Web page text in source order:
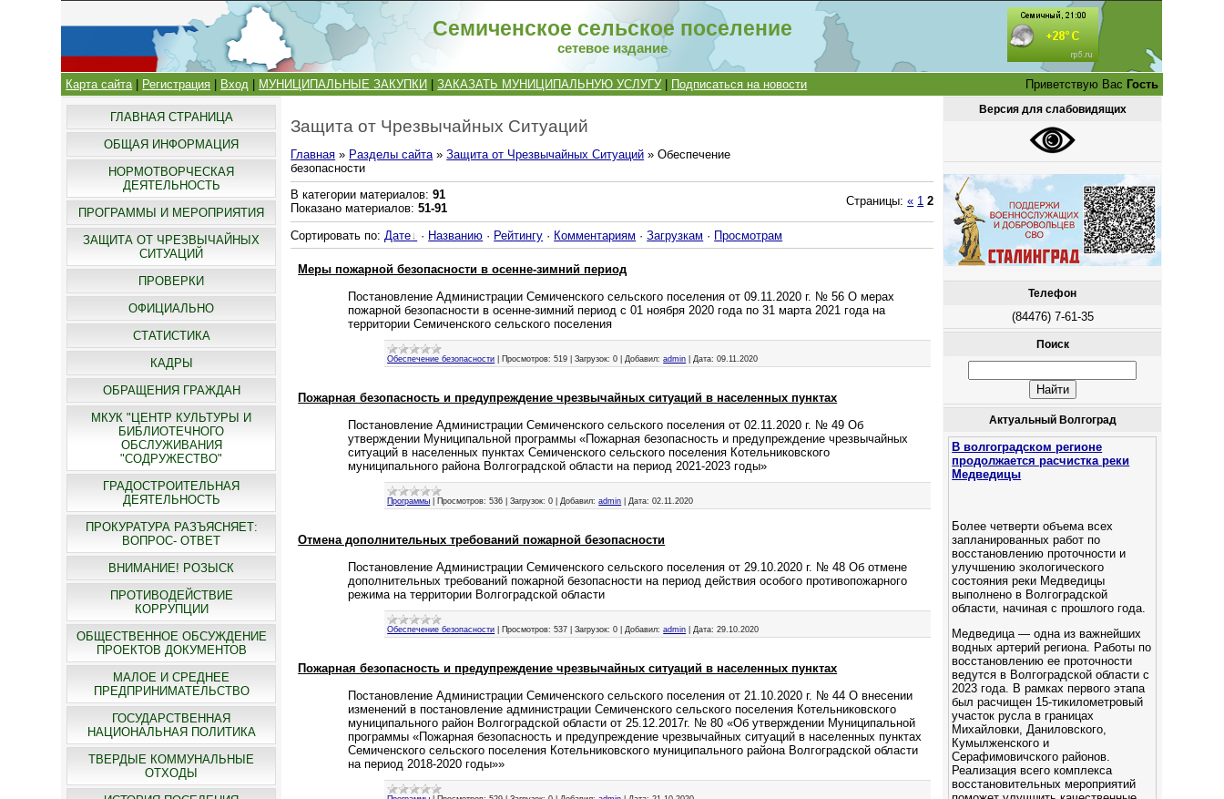
Семиченское сельское поселение
сетевое издание
Карта сайта| Регистрация Вход МУНИЦИПАЛЬНЫЕ ЗАКУПКИ |ЗАКАЗАТЬ МУНИЦИПАЛЬНУЮ УСЛУГУ Подписаться на новости Приветствую Вас Гость
ГЛАВНАЯ СТРАНИЦА
ОБЩАЯ ИНФОРМАЦИЯ
НОРМОТВОРЧЕСКАЯ
ДЕЯТЕЛЬНОСТЬ
ПРОГРАММЫ И МЕРОПРИЯТИЯ
ЗАЩИТА ОТ ЧРЕЗВЫЧАЙНЫХ
СИТУАЦИЙ
ПРОВЕРКИ
ОФИЦИАЛЬНО
СТАТИСТИКА
КАДРЫ
ОБРАЩЕНИЯ ГРАЖДАН
МКУК "ЦЕНТР КУЛЬТУРЫ И
БИБЛИОТЕЧНОГО
ОБСЛУЖИВАНИЯ
"СОДРУЖЕСТВО"
ГРАДОСТРОИТЕЛЬНАЯ
ДЕЯТЕЛЬНОСТЬ
ПРОКУРАТУРА РАЗЪЯСНЯЕТ:
ВОПРОС- ОТВЕТ
ВНИМАНИЕ! РОЗЫСК
ПРОТИВОДЕЙСТВИЕ
КОРРУПЦИИ
ОБЩЕСТВЕННОЕ ОБСУЖДЕНИЕ
ПРОЕКТОВ ДОКУМЕНТОВ
МАЛОЕ И СРЕДНЕЕ
ПРЕДПРИНИМАТЕЛЬСТВО
ГОСУДАРСТВЕННАЯ
НАЦИОНАЛЬНАЯ ПОЛИТИКА
ТВЕРДЫЕ КОММУНАЛЬНЫЕ
ОТХОДЫ
Защита от Чрезвычайных Ситуаций
Главная » Разделы сайта»Защита от Чрезвычайных Ситуаций » Обеспечение
безопасности
В категории материалов:91
Показано материалов:51-91
Страницы:« 1 2
Сортировать по: Дате · Названию · Рейтингу · Комментариям ·Загрузкам · Просмотрам
Меры пожарной безопасности в осенне-зимний период
Постановление Администрации Семиченского сельского поселения от 09.11.2020 г. № 56 О мерах
пожарной безопасности в осенне-зимний период с 01 ноября 2020 года по 31 марта 2021 года на
территории Семиченского сельского поселения
Обеспечение безопасности Просмотров: 519 |Загрузок: 0 Добавил: admin Дата: 09.11.2020
Пожарная безопасность и предупреждение чрезвычайных ситуаций в населенных пунктах
Постановление Администрации Семиченского сельского поселения от 02.11.2020 г. № 49 Об
утверждении Муниципальной программы «Пожарная безопасность и предупреждение чрезвычайных
ситуаций в населенных пунктах Семиченского сельского поселения Котельниковского
муниципального района Волгоградской области на период 2021-2023 годы»
Программы Просмотров: 536 |Загрузок: 0 Добавил: admin Дата: 02.11.2020
Отмена дополнительных требований пожарной безопасности
Постановление Администрации Семиченского сельского поселения от 29.10.2020 г. № 48 Об отмене
дополнительных требований пожарной безопасности на период действия особого противопожарного
режима на территории Волгоградской области
Обеспечение безопасности Просмотров: 537 |Загрузок: 0 Добавил: admin Дата: 29.10.2020
Пожарная безопасность и предупреждение чрезвычайных ситуаций в населенных пунктах
Постановление Администрации Семиченского сельского поселения от 21.10.2020 г. № 44 О внесении
изменений в постановление администрации Семиченского сельского поселения Котельниковского
муниципального район Волгоградской области от 25.12.2017г. № 80 «Об утверждении Муниципальной
программы «Пожарная безопасность и предупреждение чрезвычайных ситуаций в населенных пунктах
Семиченского сельского поселения Котельниковского муниципального района Волгоградской области
на период 2018-2020 годы»»
Версия для слабовидящих
Телефон
(84476) 7-61-35
Поиск
Актуальный Волгоград
В волгоградском регионе
продолжается расчистка реки
Медведицы
Более четверти объема всех
запланированных работ по
восстановлению проточности и
улучшению экологического
состояния реки Медведицы
выполнено в Волгоградской
области, начиная с прошлого года.
Медведица — одна из важнейших
водных артерий региона. Работы по
восстановлению ее проточности
ведутся в Волгоградской области с
2023 года. В рамках первого этапа
был расчищен 15-тикилометровый
участок русла в границах
Михайловки, Даниловского,
Кумылженского и
Серафимовичского районов.
Реализация всего комплекса
восстановительных мероприятий